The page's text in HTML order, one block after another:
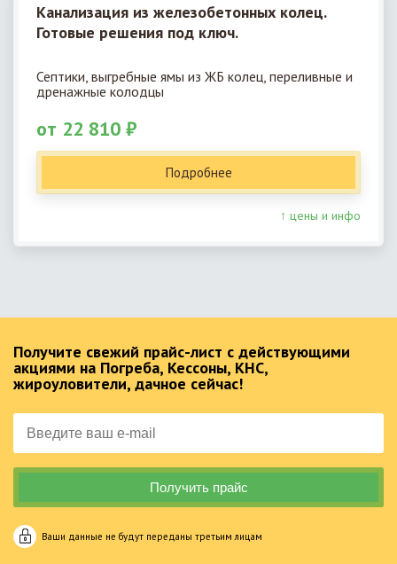
Канализация из железобетонных колец.
Готовые решения под ключ.
Септики, выгребные ямы из ЖБ колец, переливные и
дренажные колодцы
от 22 810 ₽
Подробнее
↑ цены и инфо
Получите свежий прайс-лист с действующими
акциями на Погреба, Кессоны, КНС,
жироуловители, дачное сейчас!
Ваши данные не будут переданы третьим лицам